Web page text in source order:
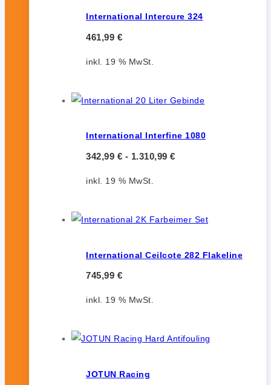
International Intercure 324
461,99 €
inkl. 19 % MwSt.
International Interfine 1080
342,99 € - 1.310,99 €
inkl. 19 % MwSt.
International Ceilcote 282 Flakeline
745,99 €
inkl. 19 % MwSt.
JOTUN Racing